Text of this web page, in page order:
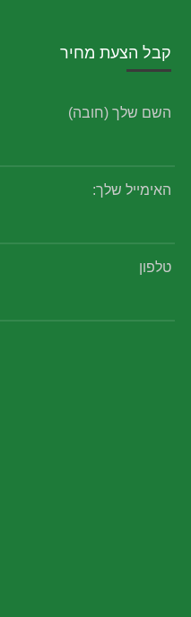
קבל הצעת מחיר
השם שלך (חובה)
האימייל שלך:
טלפון